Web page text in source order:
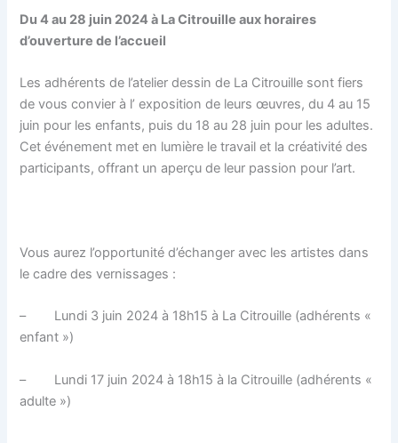
Du 4 au 28 juin 2024 à La Citrouille aux horaires
d’ouverture de l’accueil
Les adhérents de l’atelier dessin de La Citrouille sont fiers
de vous convier à l’ exposition de leurs œuvres, du 4 au 15
juin pour les enfants, puis du 18 au 28 juin pour les adultes.
Cet événement met en lumière le travail et la créativité des
participants, offrant un aperçu de leur passion pour l’art.
Vous aurez l’opportunité d’échanger avec les artistes dans
le cadre des vernissages :
– Lundi 3 juin 2024 à 18h15 à La Citrouille (adhérents «
enfant »)
– Lundi 17 juin 2024 à 18h15 à la Citrouille (adhérents «
adulte »)